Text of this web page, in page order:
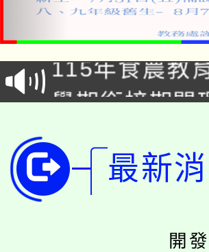
淨零綠生活
會
115年食農教
程
學期銜接期間
版
公告本校115
代理(課)教師
「2026金融
桃園市115學
最新
開